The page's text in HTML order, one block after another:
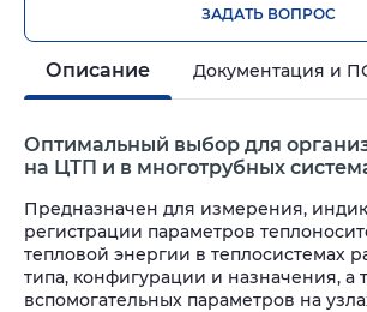
ЗАДАТЬ ВОПРОС
Описание Документация и
Оптимальный выбор для
на ЦТП и в многотрубных
Предназначен для измерения,
регистрации параметров
тепловой энергии в теплосистемах
типа, конфигурации и назначения, а
вспомогательных параметров на